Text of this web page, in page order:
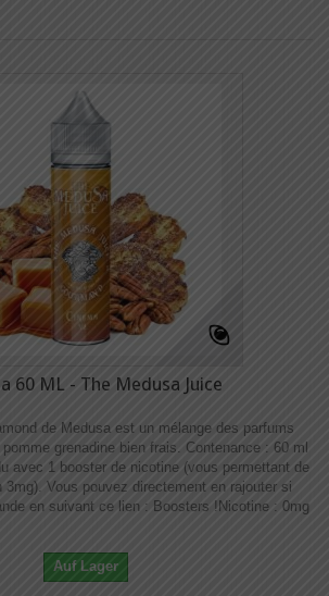
60 ML - The Medusa Juice
de Medusa est un mélange des parfums
grenadine bien frais. Contenance : 60 ml
avec 1 booster de nicotine (vous permettant de
3mg). Vous pouvez directement en rajouter si
en suivant ce lien : Boosters !​​ Nicotine : 0mg
Auf Lager